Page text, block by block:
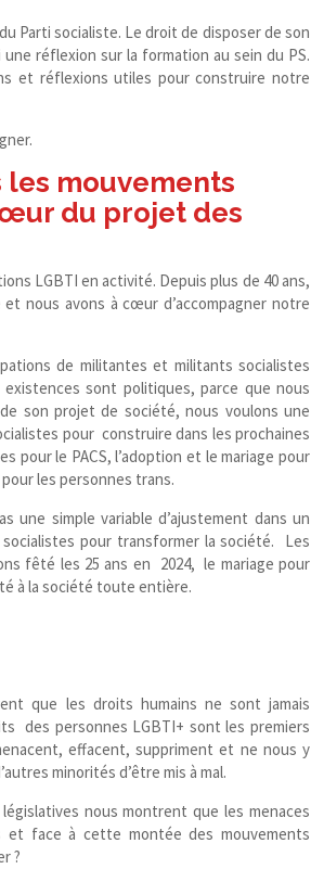
Parti socialiste. Le droit de disposer de son
réflexion sur la formation au sein du PS.
et réflexions utiles pour construire notre
mouvements
du projet des
LGBTI en activité. Depuis plus de 40 ans,
nous avons à cœur d’accompagner notre
de militantes et militants socialistes
sont politiques, parce que nous
son projet de société, nous voulons une
pour construire dans les prochaines
pour le PACS, l’adoption et le mariage pour
les personnes trans.
une simple variable d’ajustement dans un
pour transformer la société. Les
fêté les 25 ans en 2024, le mariage pour
à la société toute entière.
que les droits humains ne sont jamais
des personnes LGBTI+ sont les premiers
effacent, suppriment et ne nous y
minorités d’être mis à mal.
nous montrent que les menaces
et face à cette montée des mouvements
?